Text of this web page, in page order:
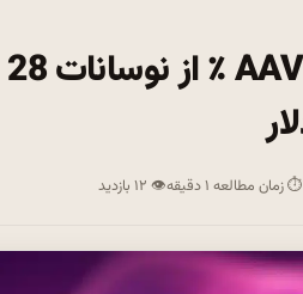
⏱ زمان مطالعه ۱ دقیقه 👁 ۱۲ بازدید